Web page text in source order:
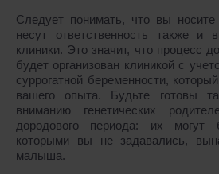
Следует понимать, что вы носите
несут ответственность также и
клиники. Это значит, что процесс
будет организован клиникой с
суррогатной беременности,
вашего опыта. Будьте готовы
вниманию генетических
дородового периода: их могут
которыми вы не задавались,
малыша.